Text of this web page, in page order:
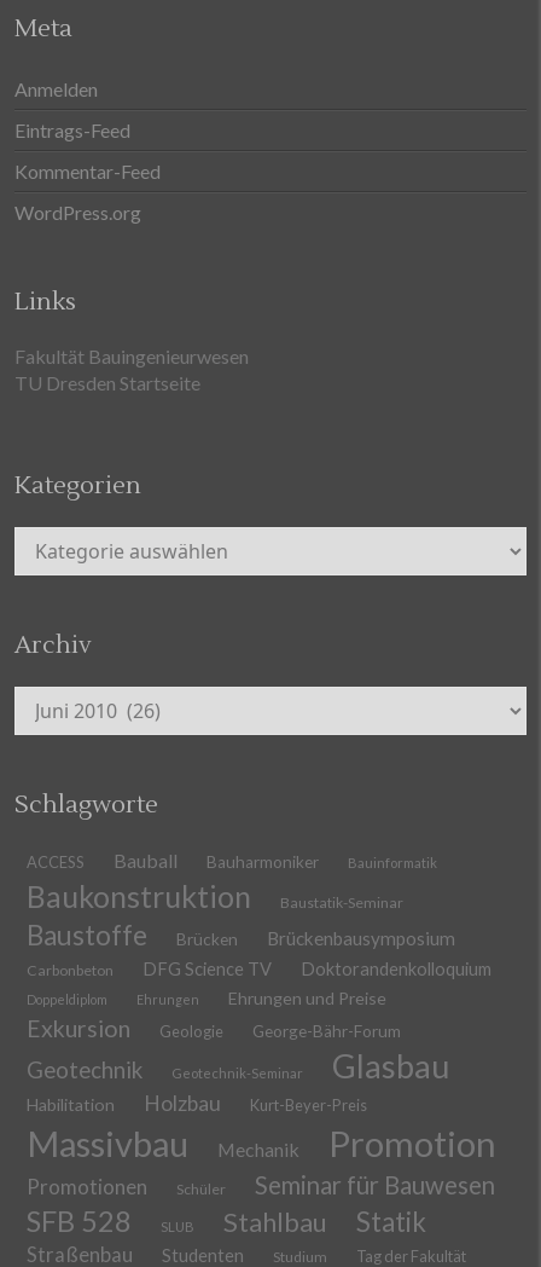
Meta
Anmelden
Eintrags-Feed
Kommentar-Feed
WordPress.org
Links
Fakultät Bauingenieurwesen
TU Dresden Startseite
Kategorien
Kategorien
Archiv
Archiv
Schlagworte
ACCESS Bauball Bauharmoniker Bauinformatik
Baukonstruktion Baustatik-Seminar
Baustoffe Brücken Brückenbausymposium
Carbonbeton DFG Science TV Doktorandenkolloquium
Doppeldiplom Ehrungen Ehrungen und Preise
Exkursion Geologie George-Bähr-Forum
Geotechnik Geotechnik-Seminar Glasbau
Habilitation Holzbau Kurt-Beyer-Preis
Massivbau Mechanik Promotion
Promotionen Schüler Seminar für Bauwesen
SFB 528 SLUB Stahlbau Statik
Straßenbau Studenten Studium Tag der Fakultät